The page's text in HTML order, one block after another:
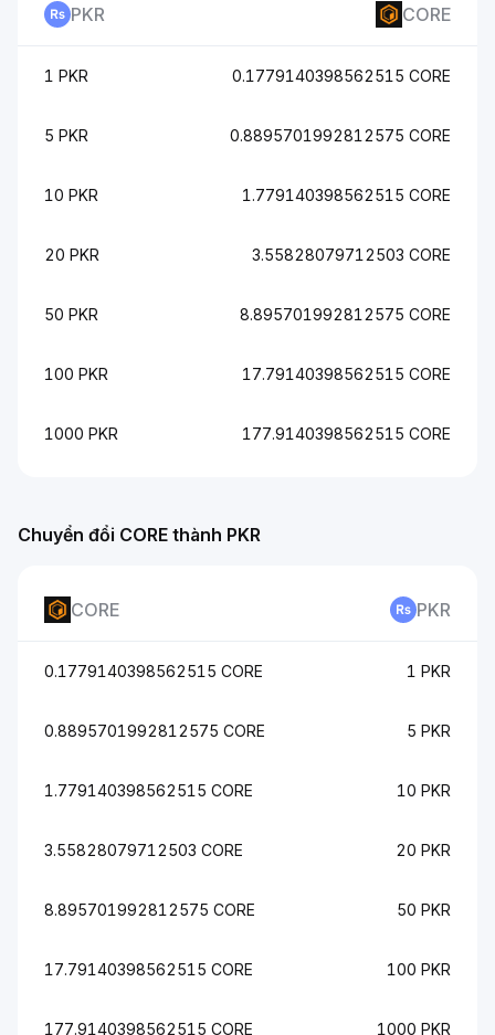
Chuyển đổi CORE thành PKR
CORE PKR
0.1779140398562515 CORE 1 PKR
0.8895701992812575 CORE 5 PKR
1.779140398562515 CORE 10 PKR
3.55828079712503 CORE 20 PKR
8.895701992812575 CORE 50 PKR
17.79140398562515 CORE 100 PKR
177.9140398562515 CORE 1000 PKR
PKR CORE
1 PKR 0.1779140398562515 CORE
5 PKR 0.8895701992812575 CORE
10 PKR 1.779140398562515 CORE
20 PKR 3.55828079712503 CORE
50 PKR 8.895701992812575 CORE
100 PKR 17.79140398562515 CORE
1000 PKR 177.9140398562515 CORE